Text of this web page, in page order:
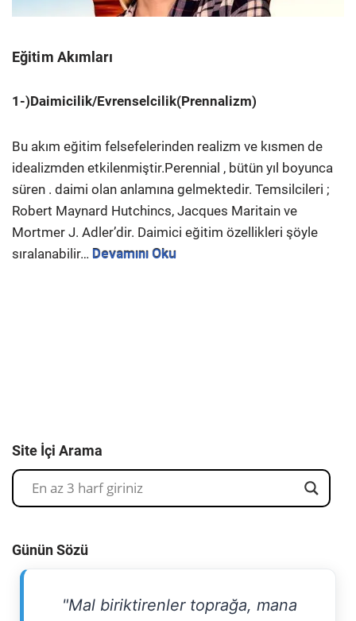
Eğitim Akımları
1-)Daimicilik/Evrenselcilik(Prennalizm)
Bu akım eğitim felsefelerinden realizm ve kısmen de
idealizmden etkilenmiştir.Perennial , bütün yıl boyunca
süren . daimi olan anlamına gelmektedir. Temsilcileri ;
Robert Maynard Hutchincs, Jacques Maritain ve
Mortmer J. Adler’dir. Daimici eğitim özellikleri şöyle
sıralanabilir… Devamını Oku
Site İçi Arama
Günün Sözü
"Mal biriktirenler toprağa, mana